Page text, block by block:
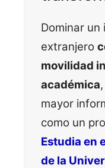
Dominar un
extranjero
movilidad
académica
mayor
como un
Estudia en
de la